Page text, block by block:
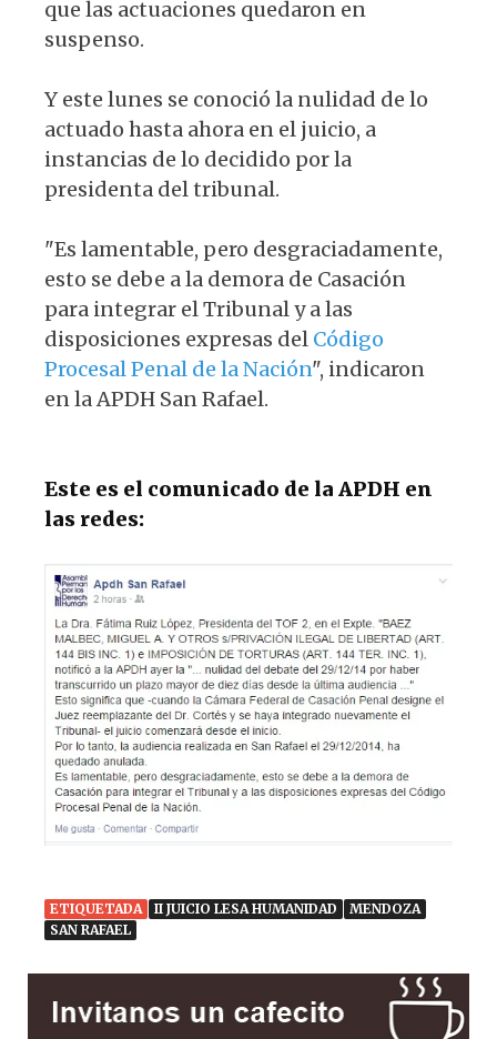
que las actuaciones quedaron en
suspenso.
Y este lunes se conoció la nulidad de lo
actuado hasta ahora en el juicio, a
instancias de lo decidido por la
presidenta del tribunal.
"Es lamentable, pero desgraciadamente,
esto se debe a la demora de Casación
para integrar el Tribunal y a las
disposiciones expresas del Código
Procesal Penal de la Nación", indicaron
en la APDH San Rafael.
Este es el comunicado de la APDH en
las redes:
ETIQUETADA II JUICIO LESA HUMANIDAD
MENDOZA
SAN RAFAEL